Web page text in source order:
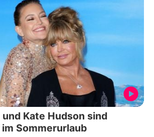
Kate Hudson sind
Sommerurlaub